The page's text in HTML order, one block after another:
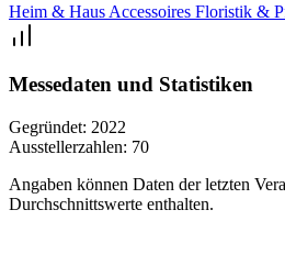
Heim & Haus Accessoires Floristik &
Messedaten und Statistiken
Gegründet: 2022
Ausstellerzahlen: 70
Angaben können Daten der letzten
Durchschnittswerte enthalten.